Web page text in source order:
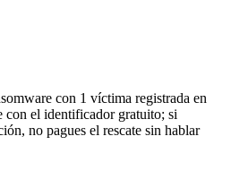
con 1 víctima registrada en
con el identificador gratuito; si
no pagues el rescate sin hablar